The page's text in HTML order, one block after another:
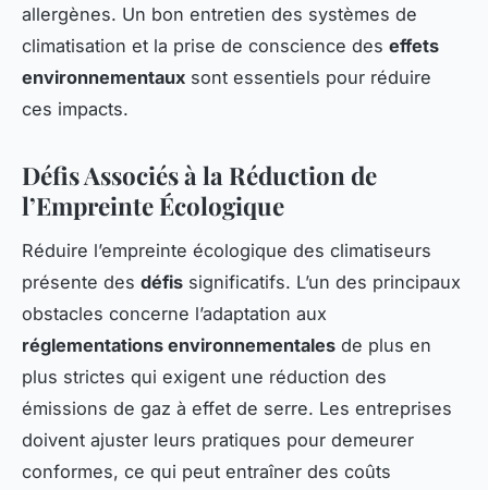
allergènes. Un bon entretien des systèmes de
climatisation et la prise de conscience des effets
environnementaux sont essentiels pour réduire
ces impacts.
Défis Associés à la Réduction de
l’Empreinte Écologique
Réduire l’empreinte écologique des climatiseurs
présente des défis significatifs. L’un des principaux
obstacles concerne l’adaptation aux
réglementations environnementales de plus en
plus strictes qui exigent une réduction des
émissions de gaz à effet de serre. Les entreprises
doivent ajuster leurs pratiques pour demeurer
conformes, ce qui peut entraîner des coûts